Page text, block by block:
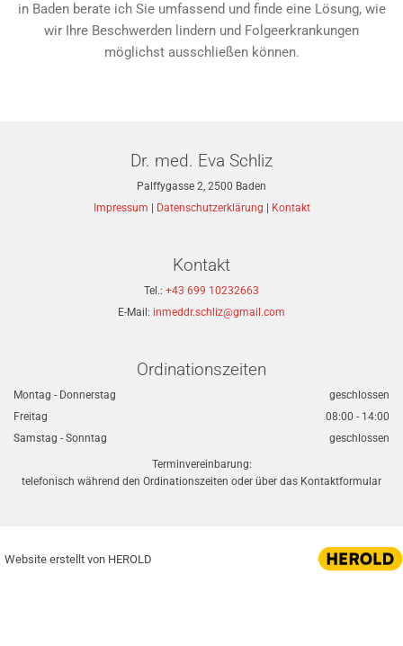
in Baden berate ich Sie umfassend und finde eine Lösung, wie
wir Ihre Beschwerden lindern und Folgeerkrankungen
möglichst ausschließen können.
Dr. med. Eva Schliz
Palffygasse 2, 2500 Baden
Impressum
Datenschutzerklärung Kontakt
Kontakt
Tel.: +43 699 10232663
E-Mail: inmeddr.schliz@gmail.com
Ordinationszeiten
Montag - Donnerstag
geschlossen
Freitag
08:00 - 14:00
Samstag - Sonntag
geschlossen
Terminvereinbarung:
telefonisch während den Ordinationszeiten oder über das Kontaktformular
Website erstellt von HEROLD